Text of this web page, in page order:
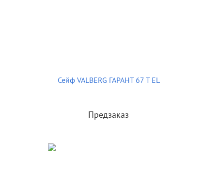
Сейф VALBERG ГАРАНТ 67 T EL
Предзаказ